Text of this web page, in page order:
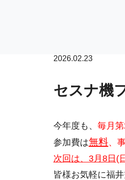
2026.02.23
セスナ機
今年度も、 毎月
参加費は無料、
次回は、3月8日(
皆様お気軽に福